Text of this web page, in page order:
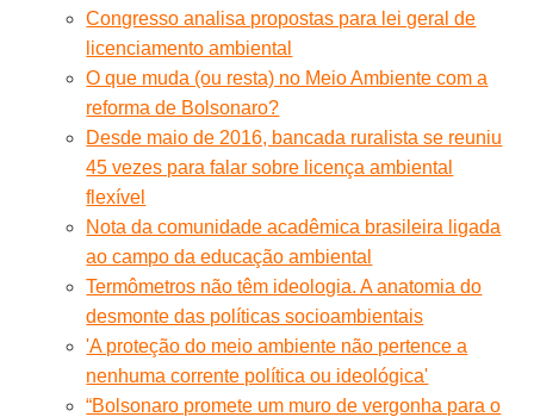
Congresso analisa propostas para lei geral de
licenciamento ambiental
O que muda (ou resta) no Meio Ambiente com a
reforma de Bolsonaro?
Desde maio de 2016, bancada ruralista se reuniu
45 vezes para falar sobre licença ambiental
flexível
Nota da comunidade acadêmica brasileira ligada
ao campo da educação ambiental
Termômetros não têm ideologia. A anatomia do
desmonte das políticas socioambientais
'A proteção do meio ambiente não pertence a
nenhuma corrente política ou ideológica'
“Bolsonaro promete um muro de vergonha para o